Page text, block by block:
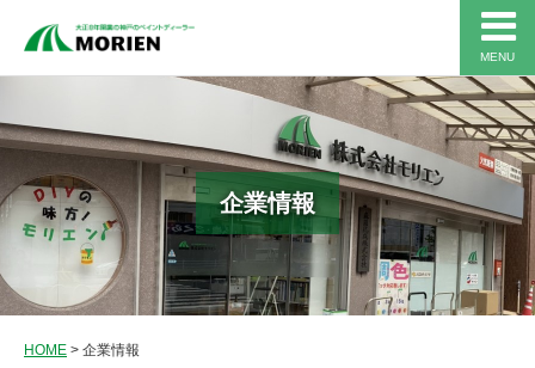
MENU
企業情報
HOME > 企業情報